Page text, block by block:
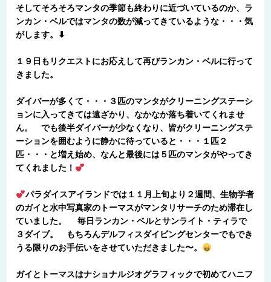
そしてそろそろマンタの季節も終わりに近づいているのか、ラ
ンカン・ベルではマンタの数が減ってきているような・・・気
がします。⬇
１９日もリクエストにお応えして再びランカン・ベルに行って
きました。
ダイバーが多くて・・・３匹のマンタがクリーニングステーシ
ョンに入ってきては遠ざかり、なかなか落ち着いてくれませ
ん。 でも後半ダイバーが少なくなり、皆がクリーニングステ
ーションを囲むように静かに待っていると・・・１匹２
匹・・・と増え始め、なんと最後には５匹のマンタがやってき
てくれました！
パラダイスアイランドでは１１月上旬より２週間、生物学者
のガイと水中写真家のトーマスがマンタリサーチのため滞在し
ていました。 毎日ランカン・ベルとサンライト・ティラで
３ダイブ。 もちろんデルフィスダイビングセンターでもでき
うる限りのお手伝いをさせていただきました〜。
ガイとトーマスはナショナルジオグラフィックで初めてハニフ